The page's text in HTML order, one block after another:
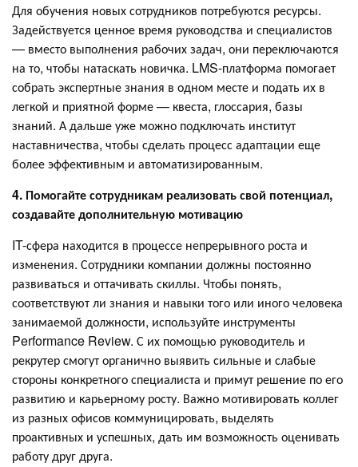
Для обучения новых сотрудников потребуются ресурсы.
Задействуется ценное время руководства и специалистов
— вместо выполнения рабочих задач, они переключаются
на то, чтобы натаскать новичка. LMS-платформа помогает
собрать экспертные знания в одном месте и подать их в
легкой и приятной форме — квеста, глоссария, базы
знаний. А дальше уже можно подключать институт
наставничества, чтобы сделать процесс адаптации еще
более эффективным и автоматизированным.
4. Помогайте сотрудникам реализовать свой потенциал,
создавайте дополнительную мотивацию
IT-сфера находится в процессе непрерывного роста и
изменения. Сотрудники компании должны постоянно
развиваться и оттачивать скиллы. Чтобы понять,
соответствуют ли знания и навыки того или иного человека
занимаемой должности, используйте инструменты
Performance Review. С их помощью руководитель и
рекрутер смогут органично выявить сильные и слабые
стороны конкретного специалиста и примут решение по его
развитию и карьерному росту. Важно мотивировать коллег
из разных офисов коммуницировать, выделять
проактивных и успешных, дать им возможность оценивать
работу друг друга.